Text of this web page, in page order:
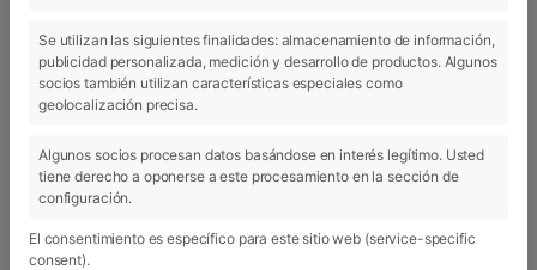
24 Nov 2021
Se utilizan las siguientes finalidades: almacenamiento de información,
publicidad personalizada, medición y desarrollo de productos. Algunos
socios también utilizan características especiales como
geolocalización precisa.
Algunos socios procesan datos basándose en interés legítimo. Usted
tiene derecho a oponerse a este procesamiento en la sección de
configuración.
El consentimiento es específico para este sitio web (service-specific
consent).